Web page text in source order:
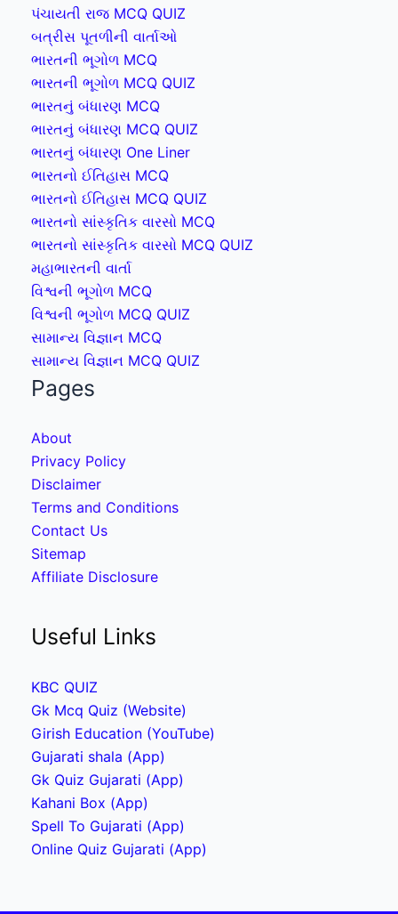
પંચાયતી રાજ MCQ QUIZ
બત્રીસ પૂતળીની વાર્તાઓ
ભારતની ભૂગોળ MCQ
ભારતની ભૂગોળ MCQ QUIZ
ભારતનું બંધારણ MCQ
ભારતનું બંધારણ MCQ QUIZ
ભારતનું બંધારણ One Liner
ભારતનો ઈતિહાસ MCQ
ભારતનો ઈતિહાસ MCQ QUIZ
ભારતનો સાંસ્કૃતિક વારસો MCQ
ભારતનો સાંસ્કૃતિક વારસો MCQ QUIZ
મહાભારતની વાર્તા
વિશ્વની ભૂગોળ MCQ
વિશ્વની ભૂગોળ MCQ QUIZ
સામાન્ય વિજ્ઞાન MCQ
સામાન્ય વિજ્ઞાન MCQ QUIZ
Pages
About
Privacy Policy
Disclaimer
Terms and Conditions
Contact Us
Sitemap
Affiliate Disclosure
Useful Links
KBC QUIZ
Gk Mcq Quiz (Website)
Girish Education (YouTube)
Gujarati shala (App)
Gk Quiz Gujarati (App)
Kahani Box (App)
Spell To Gujarati (App)
Online Quiz Gujarati (App)